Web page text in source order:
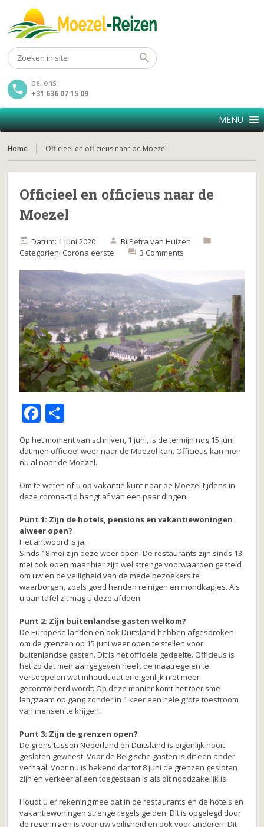
bel ons:
+31 636 07 15 09
MENU
Home Officieel en officieus naar de Moezel
Officieel en officieus naar de
Moezel
Datum: 1 juni 2020 BijPetra van Huizen
Categorien: Corona eerste 3 Comments
F
a
c
e
b
o
o
k
el
e
n
Op het moment van schrijven, 1 juni, is de termijn nog 15 juni
dat men officieel weer naar de Moezel kan. Officieus kan men
nu al naar de Moezel.
Om te weten of u op vakantie kunt naar de Moezel tijdens in
deze corona-tijd hangt af van een paar dingen.
Punt 1: Zijn de hotels, pensions en vakantiewoningen
alweer open?
Het antwoord is ja.
Sinds 18 mei zijn deze weer open. De restaurants zijn sinds 13
mei ook open maar hier zijn wel strenge voorwaarden gesteld
om uw en de veiligheid van de mede bezoekers te
waarborgen, zoals goed handen reinigen en mondkapjes. Als
u aan tafel zit mag u deze afdoen.
Punt 2: Zijn buitenlandse gasten welkom?
De Europese landen en ook Duitsland hebben afgesproken
om de grenzen op 15 juni weer open te stellen voor
buitenlandse gasten. Dit is het officiële gedeelte. Officieus is
het zo dat men aangegeven heeft de maatregelen te
versoepelen wat inhoudt dat er eigenlijk niet meer
gecontroleerd wordt. Op deze manier komt het toerisme
langzaam op gang zonder in 1 keer een hele grote toestroom
van mensen te krijgen.
Punt 3: Zijn de grenzen open?
De grens tussen Nederland en Duitsland is eigenlijk nooit
gesloten geweest. Voor de Belgische gasten is dit een ander
verhaal. Voor nu is bekend dat tot 8 juni de grenzen gesloten
zijn en verkeer alleen toegestaan is als dit noodzakelijk is.
Houdt u er rekening mee dat in de restaurants en de hotels en
vakantiewoningen strenge regels gelden. Dit is opgelegd door
de regering en is voor uw veiligheid en ook voor anderen. Dit